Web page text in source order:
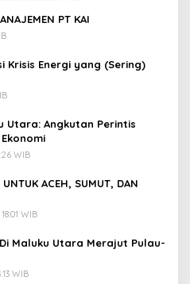
PT KAI
Krisis Energi yang (Sering)
Utara: Angkutan Perintis
WIB
ACEH, SUMUT, DAN
WIB
Maluku Utara Merajut Pulau-
WIB